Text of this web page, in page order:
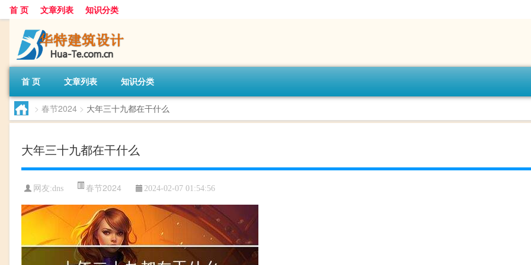
首 页 文章列表 知识分类
首 页 文章列表 知识分类
> 春节2024 > 大年三十九都在干什么
大年三十九都在干什么
网友:dns 春节2024 2024-02-07 01:54:56